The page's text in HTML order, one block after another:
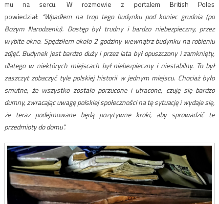
mu na sercu. W rozmowie z portalem British Poles
powiedział: “Wpadłem na trop tego budynku pod koniec grudnia (po
Bożym Narodzeniu). Dostęp był trudny i bardzo niebezpieczny, przez
wybite okno. Spędziłem około 2 godziny wewnątrz budynku na robieniu
zdjęć. Budynek jest bardzo duży i przez lata był opuszczony i zamknięty,
dlatego w niektórych miejscach był niebezpieczny i niestabilny. To był
zaszczyt zobaczyć tyle polskiej historii w jednym miejscu. Chociaż było
smutne, że wszystko zostało porzucone i utracone, czuję się bardzo
dumny, zwracając uwagę polskiej społeczności na tę sytuację i wydaje się,
że teraz podejmowane będą pozytywne kroki, aby sprowadzić te
przedmioty do domu”.